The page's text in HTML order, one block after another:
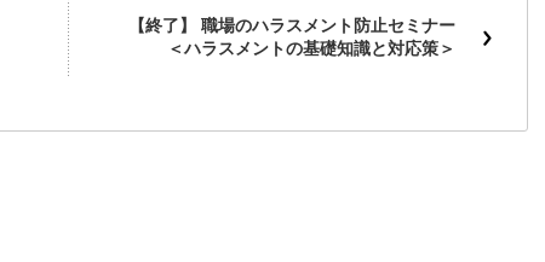
【終了】 職場のハラスメント防止セミナー
＜ハラスメントの基礎知識と対応策＞